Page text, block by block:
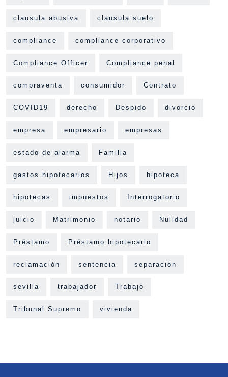
clausula abusiva clausula suelo
compliance compliance corporativo
Compliance Officer Compliance penal
compraventa consumidor Contrato
COVID19 derecho Despido divorcio
empresa empresario empresas
estado de alarma Familia
gastos hipotecarios Hijos hipoteca
hipotecas impuestos Interrogatorio
juicio Matrimonio notario Nulidad
Préstamo Préstamo hipotecario
reclamación sentencia separación
sevilla trabajador Trabajo
Tribunal Supremo vivienda